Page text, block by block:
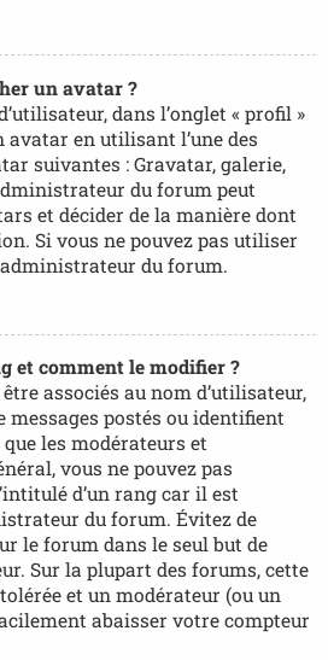
un avatar ?
dans l’onglet « profil »
avatar en utilisant l’une des
suivantes : Gravatar, galerie,
du forum peut
et décider de la manière dont
Si vous ne pouvez pas utiliser
du forum.
et comment le modifier ?
associés au nom d’utilisateur,
postés ou identifient
les modérateurs et
vous ne pouvez pas
d’un rang car il est
du forum. Évitez de
le forum dans le seul but de
Sur la plupart des forums, cette
et un modérateur (ou un
abaisser votre compteur